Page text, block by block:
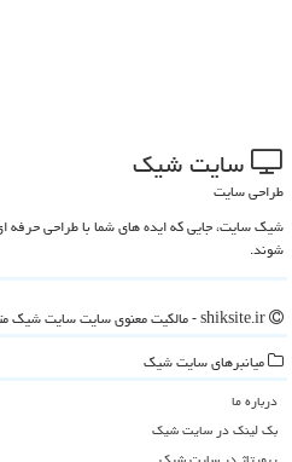
سایت شیك
طراحی سایت
شیک سایت، جایی که ایده های شما با طراحی
شوند.
میانبرهای سایت شیك
درباره ما
بک لینک در سایت شیك